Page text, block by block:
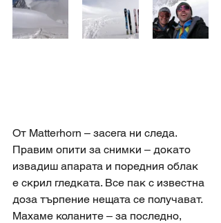
От Matterhorn – засега ни следа.
Правим опити за снимки – докато
извадиш апарата и поредния облак
е скрил гледката. Все пак с известна
доза търпение нещата се получават.
Махаме коланите – за последно,